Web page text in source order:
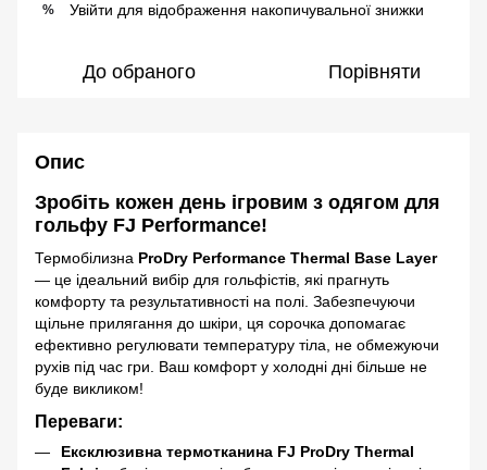
% Увійти для відображення накопичувальної знижки
До обраного Порівняти
Опис
Зробіть кожен день ігровим з одягом для
гольфу FJ Performance!
Термобілизна ProDry Performance Thermal Base Layer
— це ідеальний вибір для гольфістів, які прагнуть
комфорту та результативності на полі. Забезпечуючи
щільне прилягання до шкіри, ця сорочка допомагає
ефективно регулювати температуру тіла, не обмежуючи
рухів під час гри. Ваш комфорт у холодні дні більше не
буде викликом!
Переваги:
Ексклюзивна термотканина FJ ProDry Thermal